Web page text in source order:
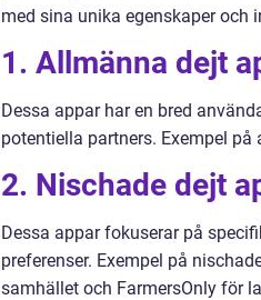
med sina unika egenskaper och
1. Allmänna dejt
Dessa appar har en bred
potentiella partners. Exempel
2. Nischade dejt
Dessa appar fokuserar på
preferenser. Exempel på
samhället och FarmersOnly för